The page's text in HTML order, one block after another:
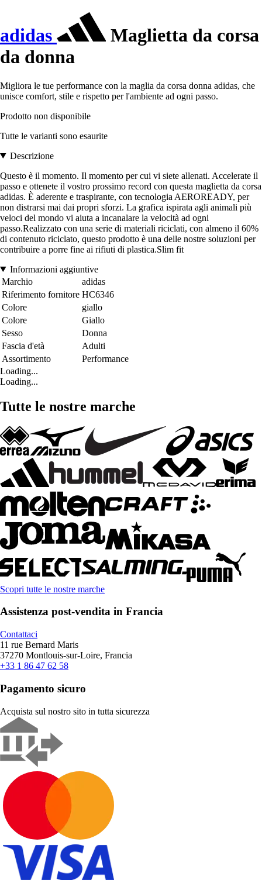
adidas
Maglietta da corsa
da donna
Migliora le tue performance con la maglia da corsa donna adidas, che
unisce comfort, stile e rispetto per l'ambiente ad ogni passo.
Prodotto non disponibile
Tutte le varianti sono esaurite
Descrizione
Questo è il momento. Il momento per cui vi siete allenati. Accelerate il
passo e ottenete il vostro prossimo record con questa maglietta da corsa
adidas. È aderente e traspirante, con tecnologia AEROREADY, per
non distrarsi mai dai propri sforzi. La grafica ispirata agli animali più
veloci del mondo vi aiuta a incanalare la velocità ad ogni
passo.Realizzato con una serie di materiali riciclati, con almeno il 60%
di contenuto riciclato, questo prodotto è una delle nostre soluzioni per
contribuire a porre fine ai rifiuti di plastica.Slim fit
Informazioni aggiuntive
Marchio
adidas
Riferimento fornitore HC6346
Colore
giallo
Colore
Giallo
Sesso
Donna
Fascia d'età
Adulti
Assortimento
Performance
Loading...
Loading...
Tutte le nostre marche
Scopri tutte le nostre marche
Assistenza post-vendita in Francia
Contattaci
11 rue Bernard Maris
37270 Montlouis-sur-Loire, Francia
+33 1 86 47 62 58
Pagamento sicuro
Acquista sul nostro sito in tutta sicurezza